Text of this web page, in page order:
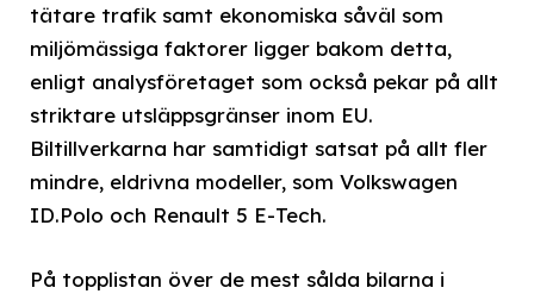
tätare trafik samt ekonomiska såväl som
miljömässiga faktorer ligger bakom detta,
enligt analysföretaget som också pekar på allt
striktare utsläppsgränser inom EU.
Biltillverkarna har samtidigt satsat på allt fler
mindre, eldrivna modeller, som Volkswagen
ID.Polo och Renault 5 E-Tech.
På topplistan över de mest sålda bilarna i